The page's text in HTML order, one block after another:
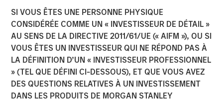
SI VOUS ÊTES UNE PERSONNE PHYSIQUE
CONSIDÉRÉE COMME UN « INVESTISSEUR DE DÉTAIL »
AU SENS DE LA DIRECTIVE 2011/61/UE (« AIFM »), OU SI
VOUS ÊTES UN INVESTISSEUR QUI NE RÉPOND PAS À
LA DÉFINITION D’UN « INVESTISSEUR PROFESSIONNEL
» (TEL QUE DÉFINI CI-DESSOUS), ET QUE VOUS AVEZ
DES QUESTIONS RELATIVES À UN INVESTISSEMENT
DANS LES PRODUITS DE MORGAN STANLEY
Flip AI Named Cool Vendor
in the 2024 Gartner® Cool
Vendors™ in IT Operations
Leveraging Generative AI
Report